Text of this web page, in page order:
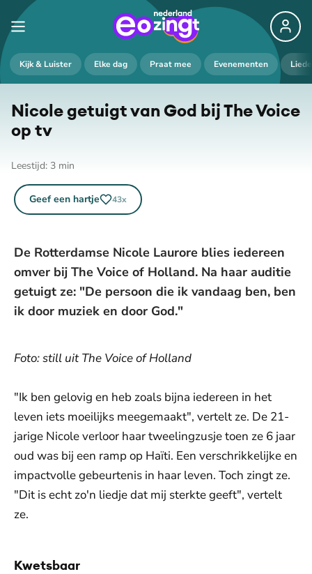
Kijk & Luister Elke dag Praat mee Evenementen
Nicole getuigt van God bij The Voice
op tv
Leestijd: 3 min
Geef een hartje 43x
De Rotterdamse Nicole Laurore blies iedereen
omver bij The Voice of Holland. Na haar auditie
getuigt ze: "De persoon die ik vandaag ben, ben
ik door muziek en door God."
Foto: still uit The Voice of Holland
"Ik ben gelovig en heb zoals bijna iedereen in het
leven iets moeilijks meegemaakt", vertelt ze. De 21-
jarige Nicole verloor haar tweelingzusje toen ze 6 jaar
oud was bij een ramp op Haïti. Een verschrikkelijke en
impactvolle gebeurtenis in haar leven. Toch zingt ze.
"Dit is echt zo'n liedje dat mij sterkte geeft", vertelt
ze.
Kwetsbaar